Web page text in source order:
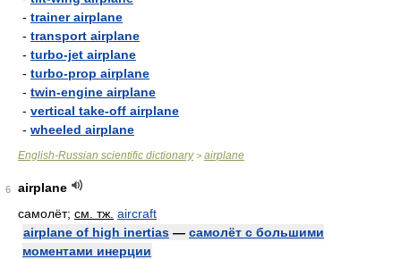
- trainer airplane
- transport airplane
- turbo-jet airplane
- turbo-prop airplane
- twin-engine airplane
- vertical take-off airplane
- wheeled airplane
English-Russian scientific dictionary> airplane
6
airplane
самолёт; см. тж. aircraft
airplane of high inertias — самолёт с большими
моментами инерции